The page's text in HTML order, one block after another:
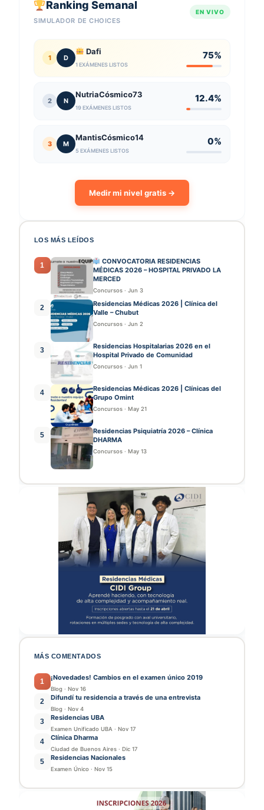
Ranking Semanal
SIMULADOR DE CHOICES
EN VIVO
1 D
Dafi
1 EXÁMENES LISTOS
75%
2 N
NutriaCósmico73
19 EXÁMENES LISTOS
12.4%
3 M
MantisCósmico14
5 EXÁMENES LISTOS
0%
Medir mi nivel gratis →
LOS MÁS LEÍDOS
1
CONVOCATORIA RESIDENCIAS
MÉDICAS 2026 – HOSPITAL PRIVADO LA
MERCED
Concursos · Jun 3
2
Residencias Médicas 2026 | Clínica del
Valle – Chubut
Concursos · Jun 2
3
Residencias Hospitalarias 2026 en el
Hospital Privado de Comunidad
Concursos · Jun 1
4
Residencias Médicas 2026 | Clínicas del
Grupo Omint
Concursos · May 21
5
Residencias Psiquiatría 2026 – Clínica
DHARMA
Concursos · May 13
MÁS COMENTADOS
1 ¡Novedades! Cambios en el examen único 2019
Blog · Nov 16
2 Difundí tu residencia a través de una entrevista
Blog · Nov 4
3 Residencias UBA
Examen Unificado UBA · Nov 17
4 Clínica Dharma
Ciudad de Buenos Aires · Dic 17
5 Residencias Nacionales
Examen Único · Nov 15